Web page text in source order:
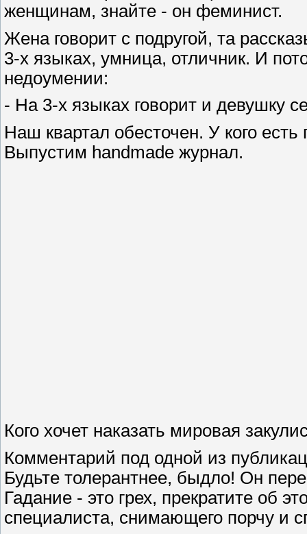
женщинам, знайте - он феминист.
Жена говорит с подругой, та
3-х языках, умница, отличник. И
недоумении:
- На 3-х языках говорит и девушку
Наш квартал обесточен. У кого
Выпустим handmade журнал.
Кого хочет наказать мировая
Комментарий под одной из
Будьте толерантнее, быдло! Он
Гадание - это грех, прекратите об
специалиста, снимающего порчу и